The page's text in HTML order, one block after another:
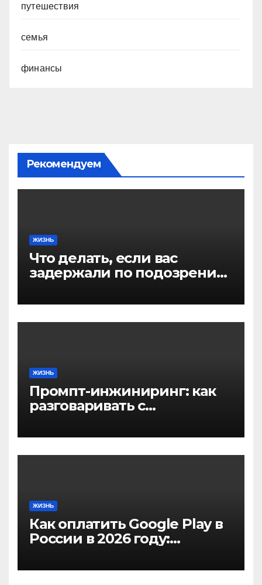
путешествия
семья
финансы
Рекомендуем
ЖИЗНЬ
Что делать, если вас
задержали по подозрению
преступления: пошаговая
ЖИЗНЬ
Промпт-инжиниринг: как
разговаривать с
получить нужный
ЖИЗНЬ
Как оплатить Google Play в
России в 2026 году:
инструкции